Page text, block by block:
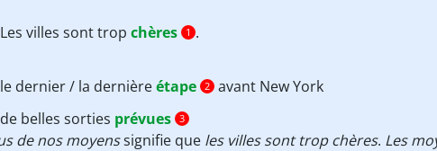
Les villes sont trop chères 1 .
le dernier / la dernièreétape 2 avant New York
de belles sorties prévues 3
de nos moyenssignifie que les villes sont trop chères. Les